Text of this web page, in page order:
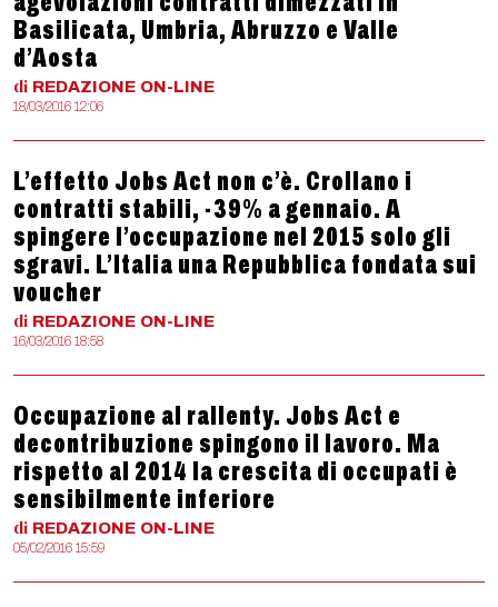
Basilicata, Umbria, Abruzzo e Valle
d’Aosta
di REDAZIONE ON-LINE
18/03/2016 12:06
L’effetto Jobs Act non c’è. Crollano i
contratti stabili, -39% a gennaio. A
spingere l’occupazione nel 2015 solo gli
sgravi. L’Italia una Repubblica fondata sui
voucher
di REDAZIONE ON-LINE
16/03/2016 18:58
Occupazione al rallenty. Jobs Act e
decontribuzione spingono il lavoro. Ma
rispetto al 2014 la crescita di occupati è
sensibilmente inferiore
di REDAZIONE ON-LINE
05/02/2016 15:59